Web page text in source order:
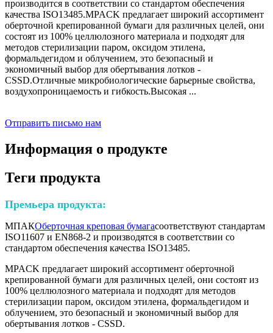
производится в соответствии со стандартом обеспечения
качества ISO13485.MPACK предлагает широкий ассортимент
оберточной крепированной бумаги для различных целей, они
состоят из 100% целлюлозного материала и подходят для
методов стерилизации паром, оксидом этилена,
формальдегидом и облучением, это безопасный и
экономичный выбор для обертывания лотков -
CSSD.Отличные микробиологические барьерные свойства,
воздухопроницаемость и гибкость.Высокая ...
Отправить письмо нам
Информация о продукте
Теги продукта
Премьера продукта:
МПАКОберточная креповая бумагасоответствуют стандартам
ISO11607 и EN868-2 и производятся в соответствии со
стандартом обеспечения качества ISO13485.
MPACK предлагает широкий ассортимент оберточной
крепированной бумаги для различных целей, они состоят из
100% целлюлозного материала и подходят для методов
стерилизации паром, оксидом этилена, формальдегидом и
облучением, это безопасный и экономичный выбор для
обертывания лотков - CSSD.